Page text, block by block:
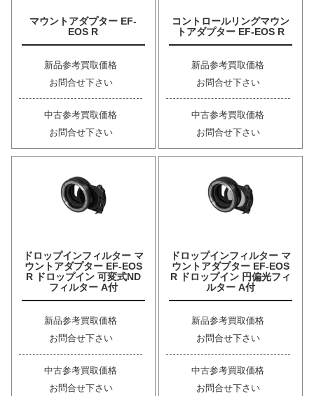
マウントアダプター EF-
EOS R
新品参考買取価格
お問合せ下さい
中古参考買取価格
お問合せ下さい
コントロールリングマウン
トアダプター EF-EOS R
新品参考買取価格
お問合せ下さい
中古参考買取価格
お問合せ下さい
ドロップインフィルター マ
ウントアダプター EF-EOS
R ドロップイン 可変式ND
フィルター A付
新品参考買取価格
お問合せ下さい
中古参考買取価格
お問合せ下さい
ドロップインフィルター マ
ウントアダプター EF-EOS
R ドロップイン 円偏光フィ
ルター A付
新品参考買取価格
お問合せ下さい
中古参考買取価格
お問合せ下さい